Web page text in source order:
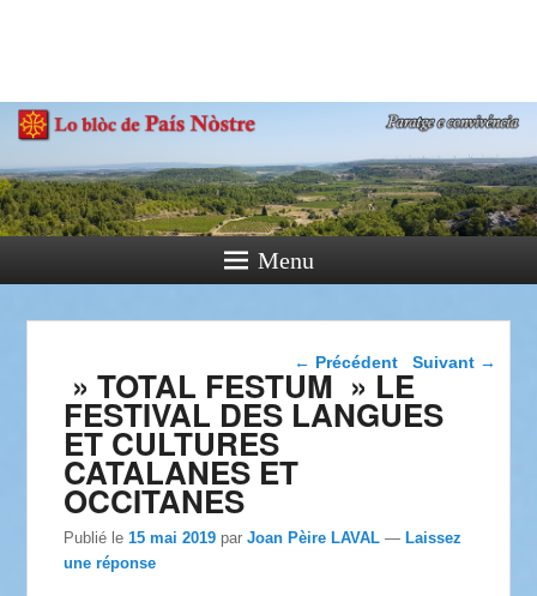
Paratge e Convivència
Menu
Navigation dans les
← Précédent Suivant →
» TOTAL FESTUM » LE
FESTIVAL DES LANGUES
ET CULTURES
CATALANES ET
OCCITANES
Publié le15 mai 2019 parJoan Pèire LAVAL —Laissez
une réponse